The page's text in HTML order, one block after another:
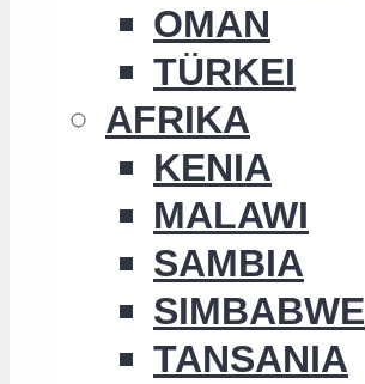
OMAN
TÜRKEI
AFRIKA
KENIA
MALAWI
SAMBIA
SIMBABWE
TANSANIA